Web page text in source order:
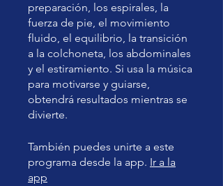
preparación, los espirales, la
fuerza de pie, el movimiento
fluido, el equilibrio, la transición
a la colchoneta, los abdominales
y el estiramiento. Si usa la música
para motivarse y guiarse,
obtendrá resultados mientras se
divierte.
También puedes unirte a este
programa desde la app. Ir a la
app